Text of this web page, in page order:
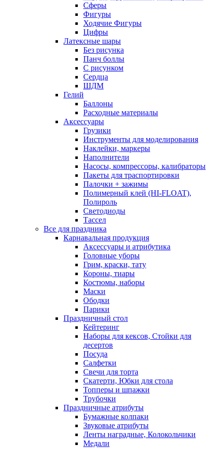
Сферы
Фигуры
Ходячие Фигуры
Цифры
Латексные шары
Без рисунка
Панч боллы
С рисунком
Сердца
ШДМ
Гелий
Баллоны
Расходные материалы
Аксессуары
Грузики
Инструменты для моделирования
Наклейки, маркеры
Наполнители
Насосы, компрессоры, калибраторы
Пакеты для траспортировки
Палочки + зажимы
Полимерный клей (HI-FLOAT),
Полироль
Светодиоды
Тассел
Все для праздника
Карнавальная продукция
Аксессуары и атрибутика
Головные уборы
Грим, краски, тату
Короны, тиары
Костюмы, наборы
Маски
Ободки
Парики
Праздничный стол
Кейтеринг
Наборы для кексов, Стойки для
десертов
Посуда
Салфетки
Свечи для торта
Скатерти, Юбки для стола
Топперы и шпажки
Трубочки
Праздничные атрибуты
Бумажные колпаки
Звуковые атрибуты
Ленты наградные, Колокольчики
Медали